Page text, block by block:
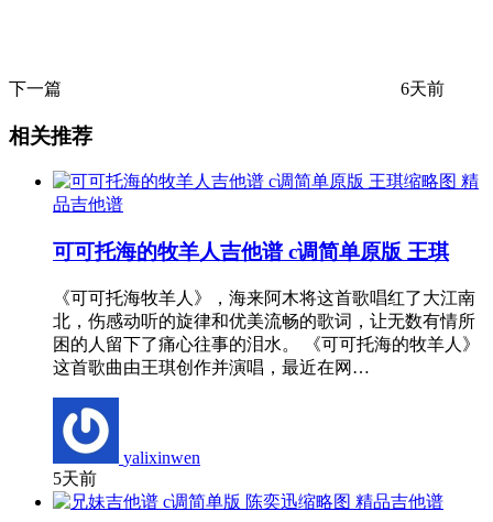
下一篇 6天前
相关推荐
精
品吉他谱
可可托海的牧羊人吉他谱 c调简单原版 王琪
《可可托海牧羊人》，海来阿木将这首歌唱红了大江南
北，伤感动听的旋律和优美流畅的歌词，让无数有情所
困的人留下了痛心往事的泪水。 《可可托海的牧羊人》
这首歌曲由王琪创作并演唱，最近在网…
yalixinwen
5天前
精品吉他谱